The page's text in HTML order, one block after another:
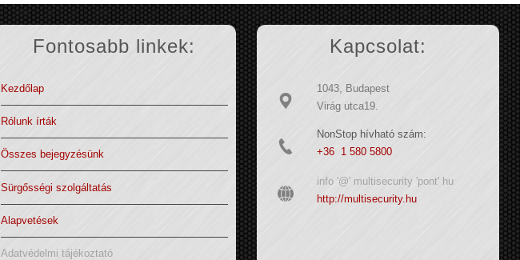
Fontosabb linkek:
Kezdőlap
Rólunk írták
Összes bejegyzésünk
Sürgősségi szolgáltatás
Alapvetések
Adatvédelmi tájékoztató
Kapcsolat:
1043, Budapest
Virág utca19.
NonStop hívható szám:
+36 1 580 5800
info '@' multisecurity 'pont' hu
http://multisecurity.hu